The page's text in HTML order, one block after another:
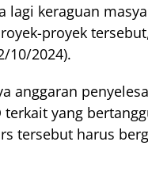
lagi keraguan
proyek
10/2024).
anggaran
yang
tersebut harus